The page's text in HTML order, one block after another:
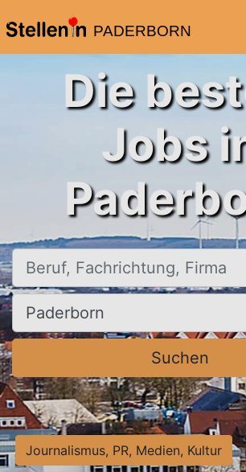
PADERBORN
Die
Jobs
Beruf, Fachrichtung, Firma
Ort, Stadt
Suchen
Journalismus, PR, Medien, Kultur